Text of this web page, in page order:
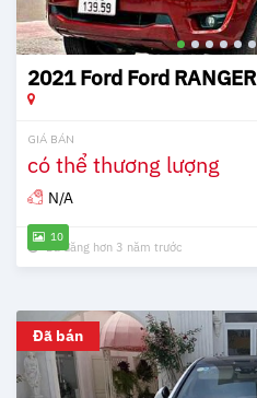
10
2021 Ford Ford RANGER
GIÁ BÁN
có thể thương lượng
N/A
Đã đăng hơn 3 năm trước
Đã bán